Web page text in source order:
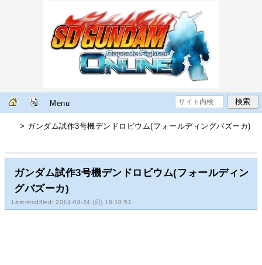
Menu
> ガンダム試作3号機デンドロビウム(フォールディングバズーカ)
ガンダム試作3号機デンドロビウム(フォールディン
グバズーカ)
Last-modified: 2014-08-24 (日) 18:10:51